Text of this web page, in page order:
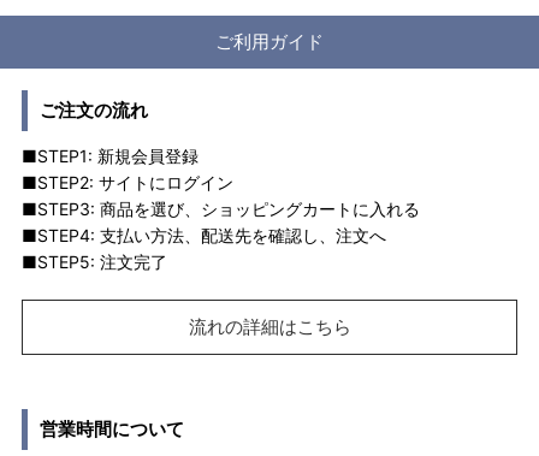
ご利用ガイド
ご注文の流れ
■STEP1: 新規会員登録
■STEP2: サイトにログイン
■STEP3: 商品を選び、ショッピングカートに入れる
■STEP4: 支払い方法、配送先を確認し、注文へ
■STEP5: 注文完了
流れの詳細はこちら
営業時間について